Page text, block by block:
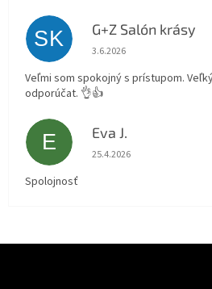
SK G+Z Salón krásy
Hodnotenie obchodu je 5
3.6.2026
Veľmi som spokojný s prístupom.
odporúčat. 👌👍
E Eva J.
Hodnotenie obchodu je 5
25.4.2026
Spolojnosť